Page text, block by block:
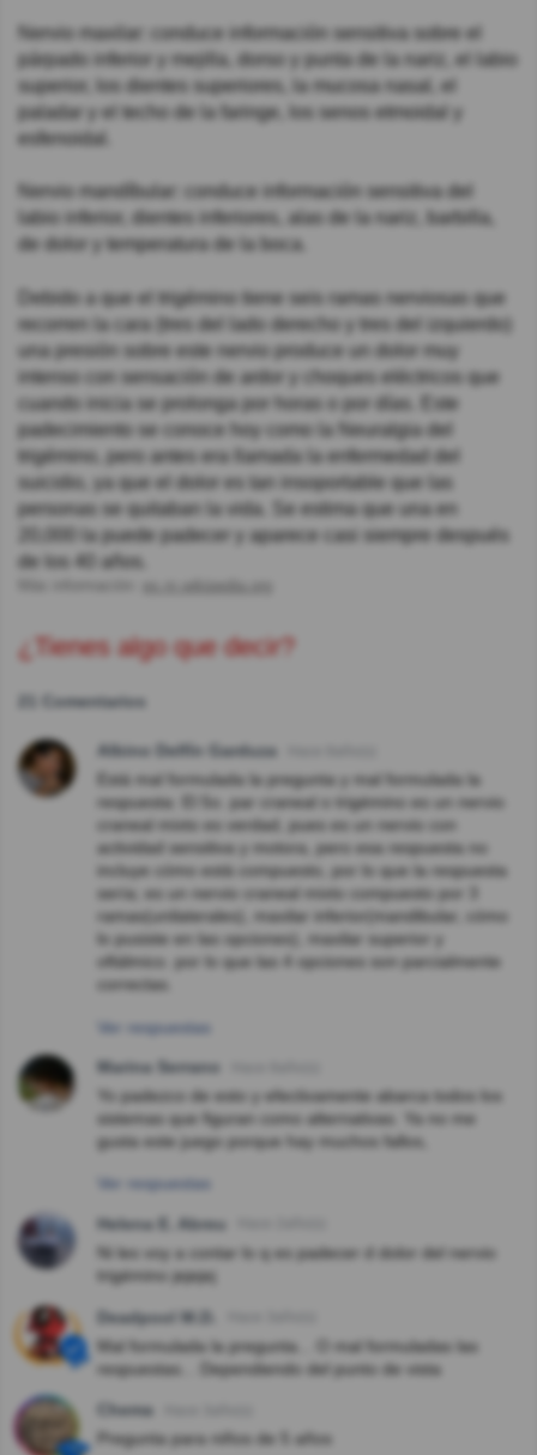
Nervio maxilar: conduce información sensitiva sobre el
párpado inferior y mejilla, dorso y punta de la nariz, el labio
superior, los dientes superiores, la mucosa nasal, el
paladar y el techo de la faringe, los senos etmoidal y
esfenoidal.
Nervio mandíbular: conduce información sensitiva del
labio inferior, dientes inferiores, alas de la nariz, barbilla,
de dolor y temperatura de la boca.
Debido a que el trigémino tiene seis ramas nerviosas que
recorren la cara (tres del lado derecho y tres del izquierdo)
una presión sobre este nervio produce un dolor muy
intenso con sensación de ardor y choques eléctricos que
cuando inicia se prolonga por horas o por días. Este
padecimiento se conoce hoy como la Neuralgia del
trigémino, pero antes era llamada la enfermedad del
suicidio, ya que el dolor es tan insoportable que las
personas se quitaban la vida. Se estima que una en
20,000 la puede padecer y aparece casi siempre después
de los 40 años.
es.m.wikipedia.org
¿Tienes algo que decir?
21 Comentarios
Albino Delfín Garduza
Está mal formulada la pregunta y mal formulada la
respuesta: El 5o. par craneal o trigémino es un nervio
craneal mixto es verdad, pues es un nervio con
actividad sensitiva y motora, pero esa respuesta no
incluye cómo está compuesto, por lo que la respuesta
sería; es un nervio craneal mixto compuesto por 3
ramas(unilaterales), maxilar inferior(mandibular, cómo
lo pusiste en las opciones), maxilar superior y
oftálmico. por lo que las 4 opciones son parcialmente
correctas.
Ver respuestas
Marina Serrano
Yo padezco de esto y efectivamente abarca todos los
sistemas que figuran como alternativas. Ya no me
gusta este juego porque hay muchos fallos,
Ver respuestas
Helena E. Abreu
Ni les voy a contar lo q es padecer d dolor del nervio
trigémino jejejej
Deadpool M.D.
Mal formulada la pregunta... O mal formuladas las
respuestas... Dependiendo del punto de vista
Chema
Pregunta para niños de 5 años